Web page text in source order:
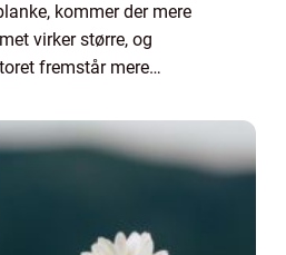
kommer der mere
virker større, og
fremstår mere
og bruge weekenden på